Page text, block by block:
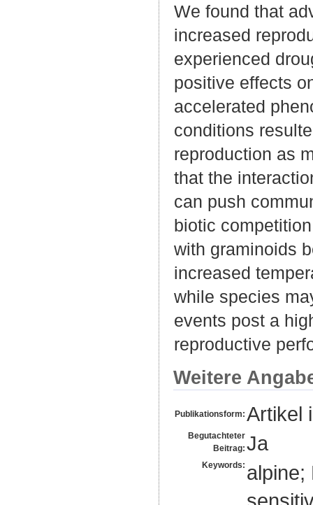
We found that
increased
experienced
positive effects
accelerated
conditions
reproduction as
that the
can push
biotic
with graminoids
increased
while species
events post a
reproductive
Weitere
Publikationsform: Artikel
Begutachteter
Beitrag: Ja
Keywords: alpine;